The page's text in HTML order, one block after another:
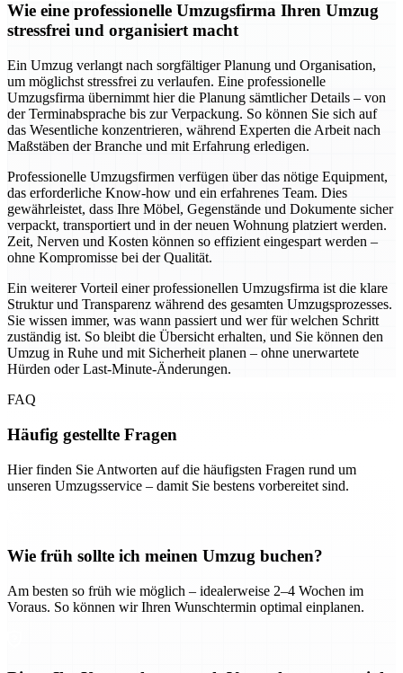
Wie eine professionelle Umzugsfirma Ihren Umzug
stressfrei und organisiert macht
Ein Umzug verlangt nach sorgfältiger Planung und Organisation,
um möglichst stressfrei zu verlaufen. Eine professionelle
Umzugsfirma übernimmt hier die Planung sämtlicher Details – von
der Terminabsprache bis zur Verpackung. So können Sie sich auf
das Wesentliche konzentrieren, während Experten die Arbeit nach
Maßstäben der Branche und mit Erfahrung erledigen.
Professionelle Umzugsfirmen verfügen über das nötige Equipment,
das erforderliche Know-how und ein erfahrenes Team. Dies
gewährleistet, dass Ihre Möbel, Gegenstände und Dokumente sicher
verpackt, transportiert und in der neuen Wohnung platziert werden.
Zeit, Nerven und Kosten können so effizient eingespart werden –
ohne Kompromisse bei der Qualität.
Ein weiterer Vorteil einer professionellen Umzugsfirma ist die klare
Struktur und Transparenz während des gesamten Umzugsprozesses.
Sie wissen immer, was wann passiert und wer für welchen Schritt
zuständig ist. So bleibt die Übersicht erhalten, und Sie können den
Umzug in Ruhe und mit Sicherheit planen – ohne unerwartete
Hürden oder Last-Minute-Änderungen.
FAQ
Häufig gestellte Fragen
Hier finden Sie Antworten auf die häufigsten Fragen rund um
unseren Umzugsservice – damit Sie bestens vorbereitet sind.
Wie früh sollte ich meinen Umzug buchen?
Am besten so früh wie möglich – idealerweise 2–4 Wochen im
Voraus. So können wir Ihren Wunschtermin optimal einplanen.